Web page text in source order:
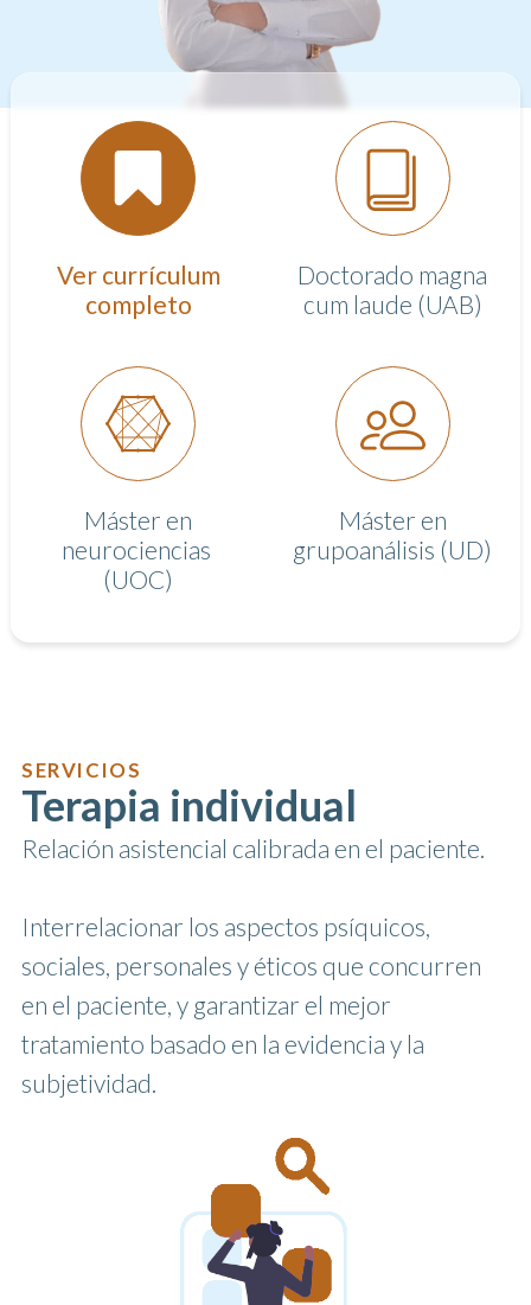
Ver currículum
completo
Doctorado magna
cum laude (UAB)
Máster en
neurociencias
(UOC)
Máster en
grupoanálisis (UD)
SERVICIOS
Terapia individual
Relación asistencial calibrada en el paciente.
Interrelacionar los aspectos psíquicos,
sociales, personales y éticos que concurren
en el paciente, y garantizar el mejor
tratamiento basado en la evidencia y la
subjetividad.